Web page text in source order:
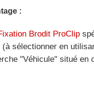
:
Brodit ProClip
sélectionner en
"Véhicule" situé en